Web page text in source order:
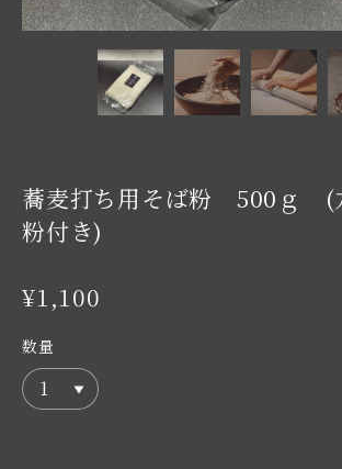
蕎麦打ち用そば粉 500ｇ (
粉付き)
¥1,100
数量